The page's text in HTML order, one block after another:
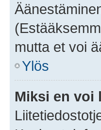
mutta et voi
Ylös
Miksi en voi